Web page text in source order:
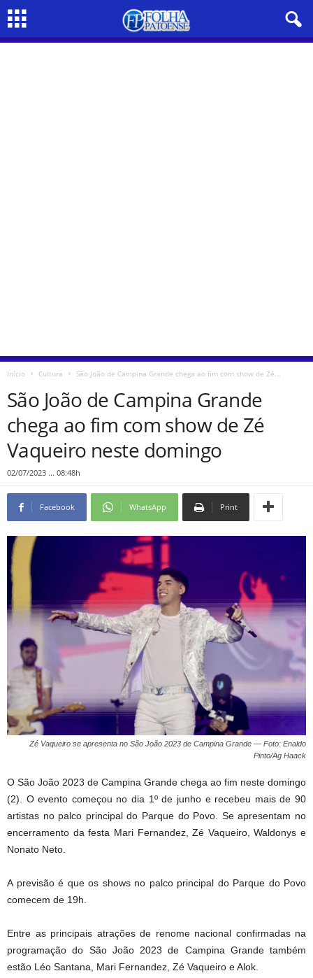
Início Cultura São João de Campina Grande chega ao fim com show de Zé...
São João de Campina Grande
chega ao fim com show de Zé
Vaqueiro neste domingo
02/07/2023 ... 08:48h
Facebook WhatsApp Print
Zé Vaqueiro se apresenta no São João 2023 de Campina Grande — Foto: Enaldo
Pinto/Ag Haack
O São João 2023 de Campina Grande chega ao fim neste domingo
(2). O evento começou no dia 1º de junho e recebeu mais de 90
artistas no palco principal do Parque do Povo. Se apresentam no
encerramento da festa Mari Fernandez, Zé Vaqueiro, Waldonys e
Nonato Neto.
A previsão é que os shows no palco principal do Parque do Povo
comecem de 19h.
Entre as principais atrações de renome nacional confirmadas na
programação do São João 2023 de Campina Grande também
estão Léo Santana, Mari Fernandez, Zé Vaqueiro e Alok.